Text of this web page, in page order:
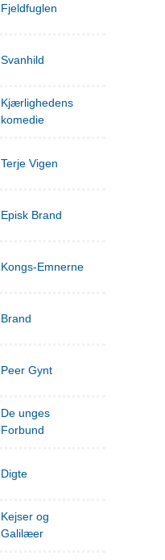
Fjeldfuglen
Svanhild
Kjærlighedens
komedie
Terje Vigen
Episk Brand
Kongs-Emnerne
Brand
Peer Gynt
De unges
Forbund
Digte
Kejser og
Galilæer